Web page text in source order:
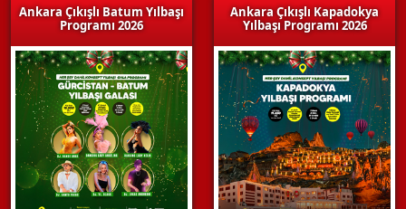
Ankara Çıkışlı Batum Yılbaşı
Programı 2026
Ankara Çıkışlı Kapadokya
Yılbaşı Programı 2026